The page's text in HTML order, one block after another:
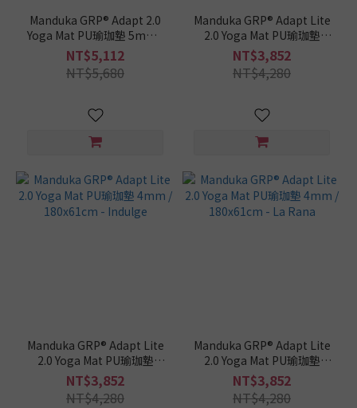
Manduka GRP® Adapt 2.0
Yoga Mat PU瑜珈墊 5mm /
180x66cm - Terracotta
NT$5,112
NT$5,680
Manduka GRP® Adapt Lite
2.0 Yoga Mat PU瑜珈墊
4mm / 180x61cm - Carbon
Black
NT$3,852
NT$4,280
Manduka GRP® Adapt Lite
2.0 Yoga Mat PU瑜珈墊
4mm / 180x61cm - Indulge
NT$3,852
NT$4,280
Manduka GRP® Adapt Lite
2.0 Yoga Mat PU瑜珈墊
4mm / 180x61cm - La
Rana
NT$3,852
NT$4,280